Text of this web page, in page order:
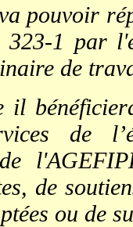
pouvoir
1 par
de
il
de
de
ou de